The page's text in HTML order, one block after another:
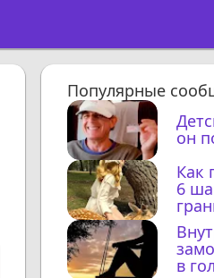
Популярные
он
Как
6
в